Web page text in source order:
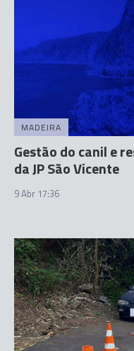
MADEIRA
Gestão do canil e
da JP São Vicente
9 Abr 17:36